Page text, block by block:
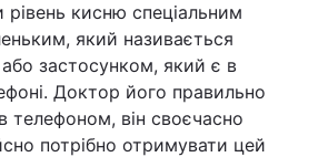
рівень кисню спеціальним
який називається
застосунком, який є в
Доктор його правильно
телефоном, він своєчасно
потрібно отримувати цей